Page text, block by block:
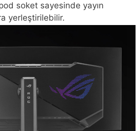
soket sayesinde yayın
yerleştirilebilir.